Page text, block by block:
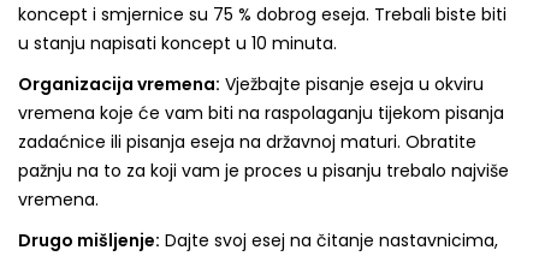
koncept i smjernice su 75 % dobrog eseja. Trebali biste biti
u stanju napisati koncept u 10 minuta.
Organizacija vremena: Vježbajte pisanje eseja u okviru
vremena koje će vam biti na raspolaganju tijekom pisanja
zadaćnice ili pisanja eseja na državnoj maturi. Obratite
pažnju na to za koji vam je proces u pisanju trebalo najviše
vremena.
Drugo mišljenje: Dajte svoj esej na čitanje nastavnicima,